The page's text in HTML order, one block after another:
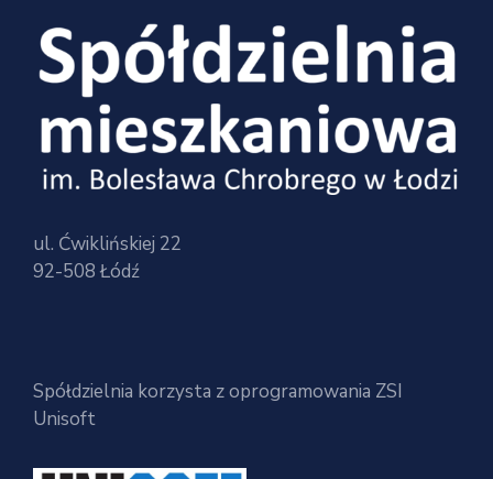
ul. Ćwiklińskiej 22
92-508 Łódź
Spółdzielnia korzysta z oprogramowania ZSI
Unisoft